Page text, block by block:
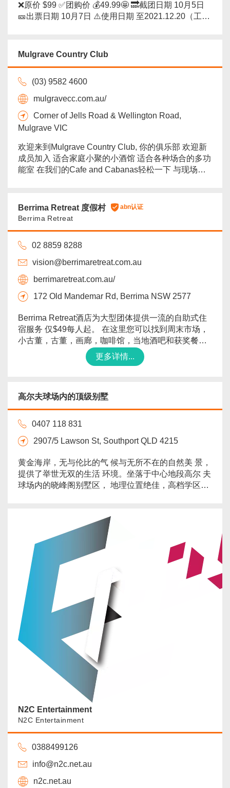
❌原价 $99 ✅团购价 💰49.99🤩 🔜截团日期 10月5日
🎫出票日期 10月7日 ⚠️使用日期 至2021.12.20（工作
Mulgrave Country Club
(03) 9582 4600
mulgravecc.com.au/
Corner of Jells Road & Wellington Road,
Mulgrave VIC
欢迎来到Mulgrave Country Club, 你的俱乐部 欢迎新
成员加入 适合家庭小聚的小酒馆 适合各种场合的多功
能室 在我们的Cafe and Cabanas轻松一下 与现场乐
...
more
Berrima Retreat 度假村 abn认证
Berrima Retreat
02 8859 8288
vision@berrimaretreat.com.au
berrimaretreat.com.au/
172 Old Mandemar Rd, Berrima NSW 2577
Berrima Retreat酒店为大型团体提供一流的自助式住
宿服务 仅$49每人起。 在这里您可以找到周末市场，
小古董，古董，画廊，咖啡馆，当地酒吧和获奖餐厅
和附近的Berrima村。 它可以为以下活动提供很好的
更多详情...
高尔夫球场内的顶级别墅
0407 118 831
2907/5 Lawson St, Southport QLD 4215
黄金海岸，无与伦比的气 候与无所不在的自然美 景，
提供了举世无双的生活 环境。坐落于中心地段高尔 夫
球场内的晓峰阁别墅区， 地理位置绝佳，高档学区，
N2C Entertainment
N2C Entertainment
0388499126
info@n2c.net.au
n2c.net.au